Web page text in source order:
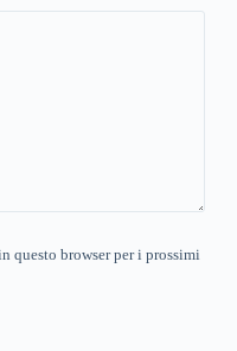
questo browser per i prossimi